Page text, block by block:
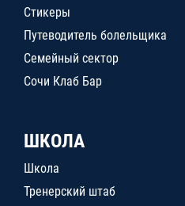
Стикеры
Путеводитель болельщика
Семейный сектор
Сочи Клаб Бар
ШКОЛА
Школа
Тренерский штаб